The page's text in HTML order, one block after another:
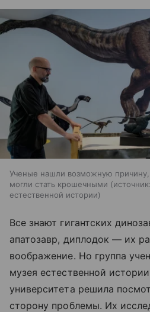
Ученые нашли возможную
могли стать крошечными
источник:
естественной истории
Все знают гигантских
апатозавр, диплодок — их
воображение. Но группа
музея естественной
университета решила
сторону проблемы. Их